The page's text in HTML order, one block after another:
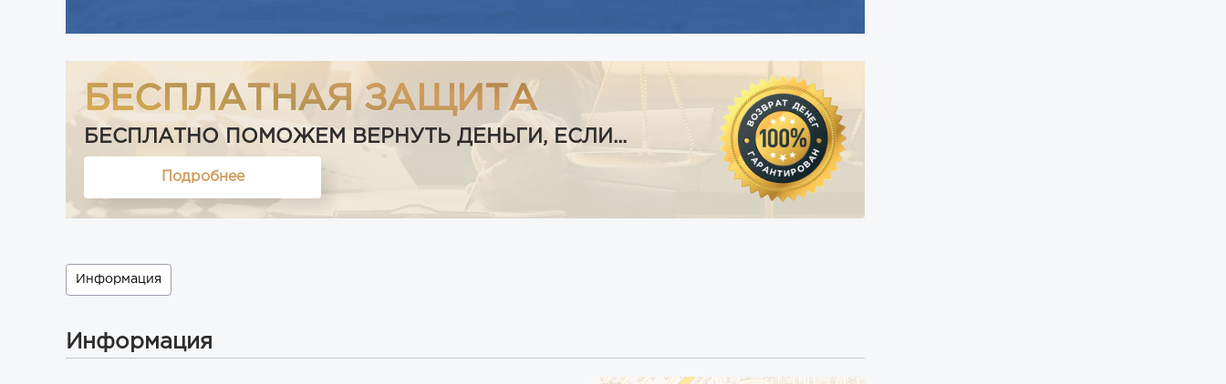
БЕСПЛАТНАЯ ЗАЩИТА
БЕСПЛАТНО ПОМОЖЕМ ВЕРНУТЬ ДЕНЬГИ, ЕСЛИ...
Подробнее
Информация
Информация